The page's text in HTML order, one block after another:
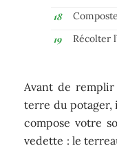
Récolter
Avant de
terre du potager,
compose votre
vedette : le